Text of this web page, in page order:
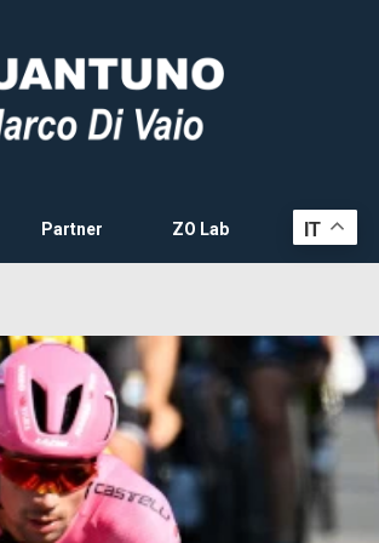
Partner ZO Lab IT